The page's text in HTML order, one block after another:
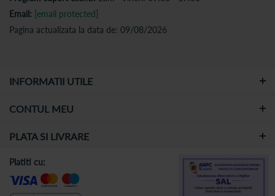
Email: [email protected]
Pagina actualizata la data de: 09/08/2026
INFORMATII UTILE
CONTUL MEU
PLATA SI LIVRARE
Platiti cu: